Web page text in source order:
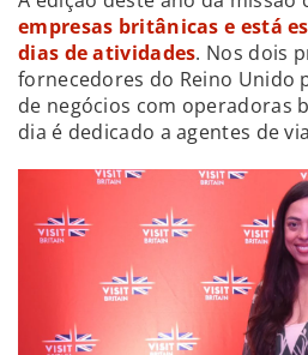
empresas britânicas e está
dias de atividades. Nos dois
fornecedores do Reino Unido
de negócios com operadoras
dia é dedicado a agentes de